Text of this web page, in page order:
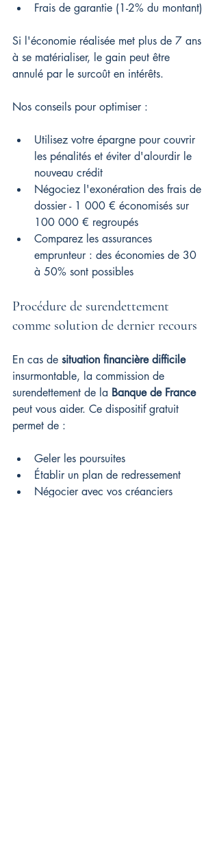
Frais de garantie (1-2% du montant)
Si l'économie réalisée met plus de 7 ans
à se matérialiser, le gain peut être
annulé par le surcoût en intérêts.
Nos conseils pour optimiser :
Utilisez votre épargne pour couvrir
les pénalités et éviter d'alourdir le
nouveau crédit
Négociez l'exonération des frais de
dossier - 1 000 € économisés sur
100 000 € regroupés
Comparez les assurances
emprunteur : des économies de 30
à 50% sont possibles
Procédure de surendettement
comme solution de dernier recours
En cas de situation financière difficile
insurmontable, la commission de
surendettement de la Banque de France
peut vous aider. Ce dispositif gratuit
permet de :
Geler les poursuites
Établir un plan de redressement
Négocier avec vos créanciers